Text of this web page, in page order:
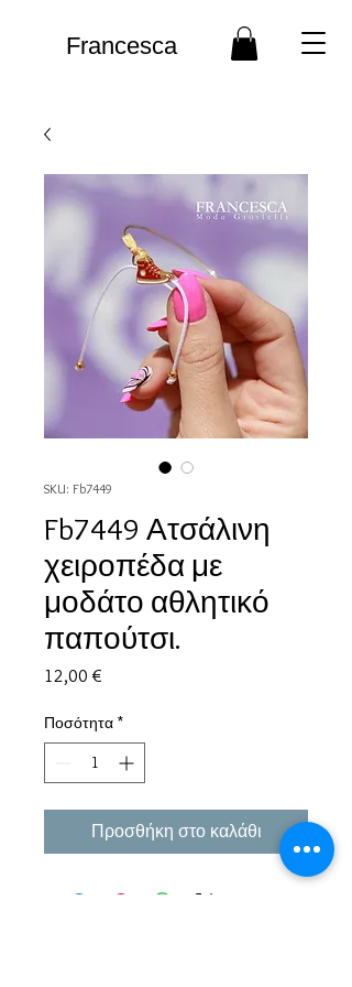
Francesca
SKU: Fb7449
Fb7449 Ατσάλινη
χειροπέδα με
μοδάτο αθλητικό
παπούτσι.
12,00 €
Ποσότητα *
Προσθήκη στο καλάθι